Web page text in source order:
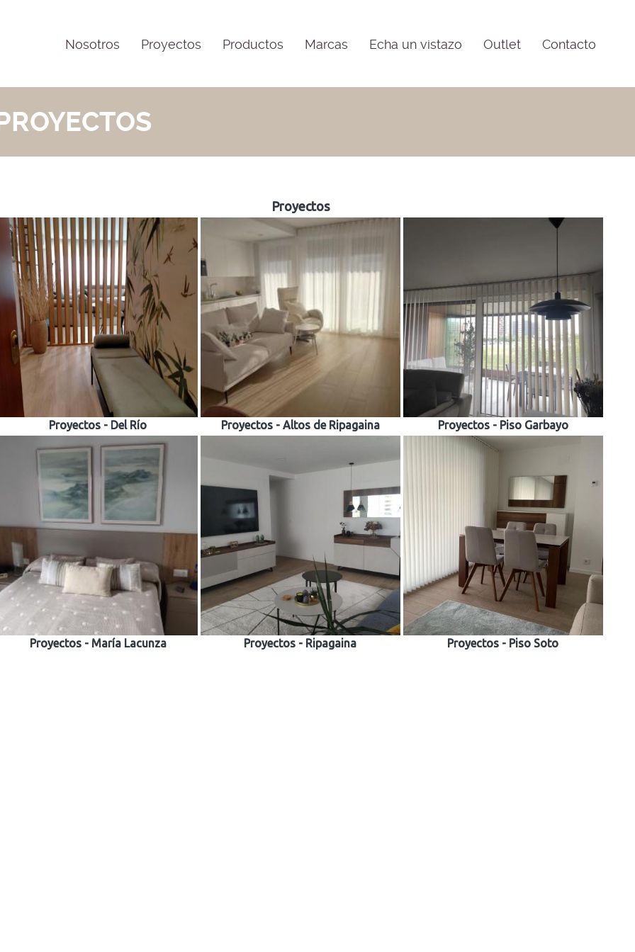
Nosotros Proyectos Productos Marcas Echa un vistazo Outlet Contacto
Proyectos
Proyectos - Del Río Proyectos - Altos de Ripagaina Proyectos - Piso Garbayo
Proyectos - María Lacunza Proyectos - Ripagaina Proyectos - Piso Soto